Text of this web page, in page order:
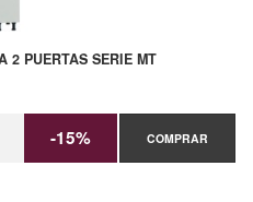
2 PUERTAS SERIE MT
-15% COMPRAR